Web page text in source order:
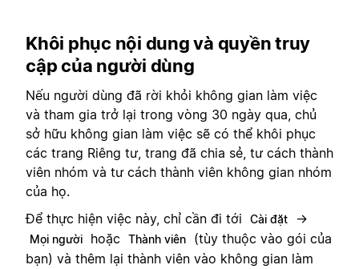
Khôi phục nội dung và quyền truy
cập của người dùng
Nếu người dùng đã rời khỏi không gian làm việc
và tham gia trở lại trong vòng 30 ngày qua, chủ
sở hữu không gian làm việc sẽ có thể khôi phục
các trang Riêng tư, trang đã chia sẻ, tư cách thành
viên nhóm và tư cách thành viên không gian nhóm
của họ.
Để thực hiện việc này, chỉ cần đi tới
Cài đặt →
Mọi người hoặc Thành viên
(tùy thuộc vào gói của
bạn) và thêm lại thành viên vào không gian làm